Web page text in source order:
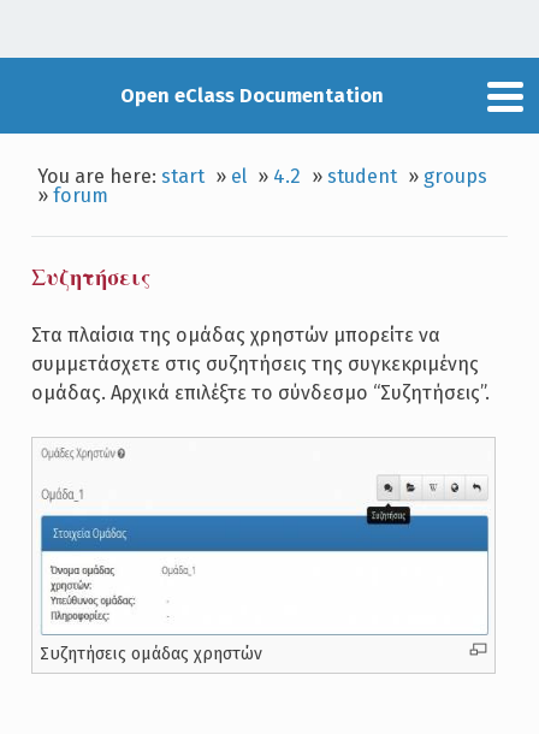
Open eClass Documentation
You are here:start » el » 4.2 »student » groups
»forum
Συζητήσεις
Στα πλαίσια της ομάδας χρηστών μπορείτε να
συμμετάσχετε στις συζητήσεις της συγκεκριμένης
ομάδας. Αρχικά επιλέξτε το σύνδεσμο “Συζητήσεις”.
Συζητήσεις ομάδας χρηστών